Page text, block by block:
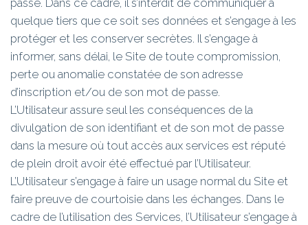
passe. Dans ce cadre, il s’interdit de communiquer à
quelque tiers que ce soit ses données et s’engage à les
protéger et les conserver secrètes. Il s’engage à
informer, sans délai, le Site de toute compromission,
perte ou anomalie constatée de son adresse
d’inscription et/ou de son mot de passe.
L’Utilisateur assure seul les conséquences de la
divulgation de son identifiant et de son mot de passe
dans la mesure où tout accès aux services est réputé
de plein droit avoir été effectué par l’Utilisateur.
L’Utilisateur s’engage à faire un usage normal du Site et
faire preuve de courtoisie dans les échanges. Dans le
cadre de l’utilisation des Services, l’Utilisateur s’engage à